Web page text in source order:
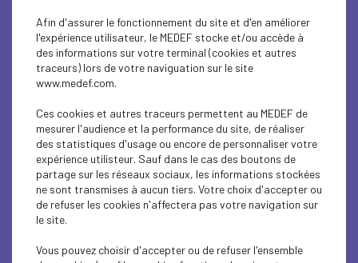
l’égalité et de l’inclusion, de réinventer leurs
modèles pour contribuer aux transitions en
cours.
Il s’agit de démontrer qu’accompagner les
gagnant-gagnant : les entreprises notamment
gagnent à y pourvoir rapidement des postes clés,
à booster leur marque employeur par une
approche innovante et responsable de la gestion
des talents, à créer de la valeur par le
développement de l’emploi local.
La Charte de l’inclusion des réfugiés en
Singa et Utopies
Afin d'assurer le fonctionnement du site et d'en améliorer
l'expérience utilisateur, le MEDEF stocke et/ou accède à
des informations sur votre terminal (cookies et autres
traceurs) lors de votre naviguation sur le site
www.medef.com.
Ces cookies et autres traceurs permettent au MEDEF de
mesurer l'audience et la performance du site, de réaliser
des statistiques d'usage ou encore de personnaliser votre
expérience utilisteur. Sauf dans le cas des boutons de
partage sur les réseaux sociaux, les informations stockées
ne sont transmises à aucun tiers. Votre choix d'accepter ou
de refuser les cookies n'affectera pas votre navigation sur
le site.
Vous pouvez choisir d'accepter ou de refuser l'ensemble